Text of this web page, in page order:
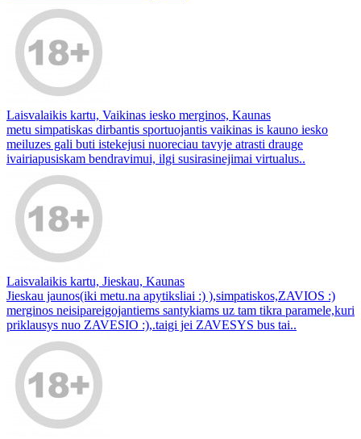
Laisvalaikis kartu, Vaikinas iesko merginos, Kaunas
metu simpatiskas dirbantis sportuojantis vaikinas is kauno iesko
meiluzes gali buti istekejusi nuoreciau tavyje atrasti drauge
ivairiapusiskam bendravimui, ilgi susirasinejimai virtualus..
Laisvalaikis kartu, Jieskau, Kaunas
Jieskau jaunos(iki metu.na apytiksliai :) ),simpatiskos,ZAVIOS :)
merginos neisipareigojantiems santykiams uz tam tikra paramele,kuri
priklausys nuo ZAVESIO :),.taigi jei ZAVESYS bus tai..